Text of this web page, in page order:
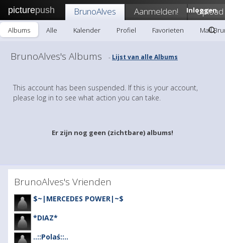
picturepush Inloggen
BrunoAlves Aanmelden! Upload
Albums Alle Kalender Profiel Favorieten Mail
BrunoAlves's Albums - Lijst van alle Albums
This account has been suspended. If this is your account,
please log in to see what action you can take.
Er zijn nog geen (zichtbare) albums!
BrunoAlves's Vrienden
$~|MERCEDES POWER|~$
*DIAZ*
..::Polaś::..